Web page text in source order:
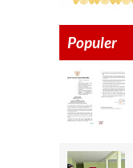
Populer